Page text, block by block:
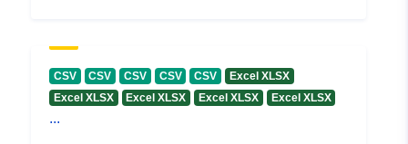
CSV CSV CSV CSV CSV
Excel XLSX
Excel XLSX
Excel XLSX Excel XLSX Excel XLSX
...